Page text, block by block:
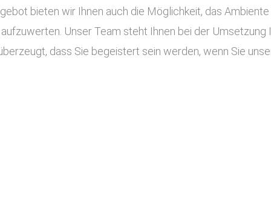
bieten wir Ihnen auch die Möglichkeit, das
Unser Team steht Ihnen bei der Umsetzung
dass Sie begeistert sein werden, wenn Sie